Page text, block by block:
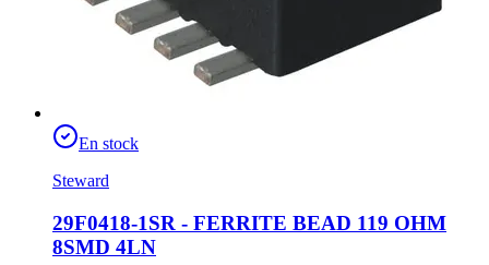
En stock
Steward
29F0418-1SR - FERRITE BEAD 119 OHM
8SMD 4LN